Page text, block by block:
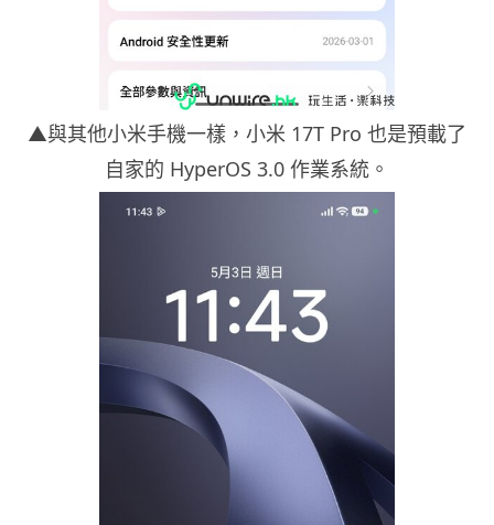
▲與其他小米手機一樣，小米 17T Pro 也是預載了
自家的 HyperOS 3.0 作業系統。